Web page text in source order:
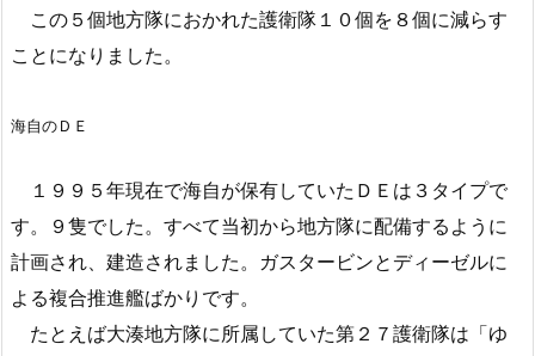
この５個地方隊におかれた護衛隊１０個を８個に減らす
ことになりました。
海自のＤＥ
１９９５年現在で海自が保有していたＤＥは３タイプで
す。９隻でした。すべて当初から地方隊に配備するように
計画され、建造されました。ガスタービンとディーゼルに
よる複合推進艦ばかりです。
たとえば大湊地方隊に所属していた第２７護衛隊は「ゆ